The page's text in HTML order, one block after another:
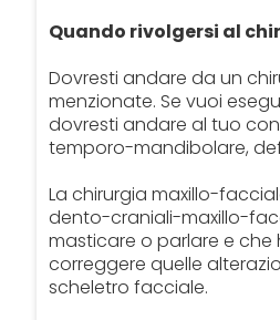
Quando rivolgersi al
Dovresti andare da un
menzionate. Se vuoi
dovresti andare al tuo
temporo-mandibolare,
La chirurgia maxillo-
dento-craniali-maxillo-
masticare o parlare e
correggere quelle
scheletro facciale.